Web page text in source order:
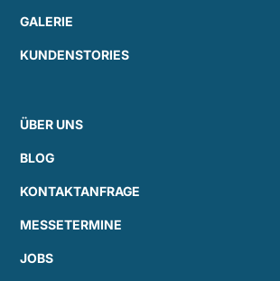
GALERIE
KUNDENSTORIES
ÜBER UNS
BLOG
KONTAKTANFRAGE
MESSETERMINE
JOBS